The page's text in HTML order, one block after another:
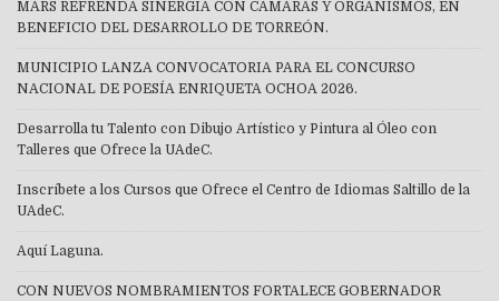
MARS REFRENDA SINERGIA CON CÁMARAS Y ORGANISMOS, EN
BENEFICIO DEL DESARROLLO DE TORREÓN.
MUNICIPIO LANZA CONVOCATORIA PARA EL CONCURSO
NACIONAL DE POESÍA ENRIQUETA OCHOA 2026.
Desarrolla tu Talento con Dibujo Artístico y Pintura al Óleo con
Talleres que Ofrece la UAdeC.
Inscríbete a los Cursos que Ofrece el Centro de Idiomas Saltillo de la
UAdeC.
Aquí Laguna.
CON NUEVOS NOMBRAMIENTOS FORTALECE GOBERNADOR